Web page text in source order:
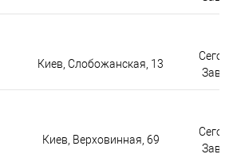
Киев, Слобожанская, 13
Киев, Верховинная, 69